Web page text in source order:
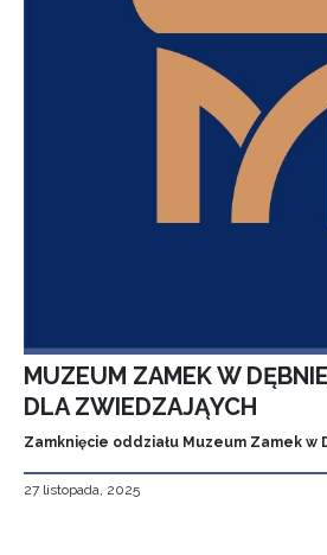
MUZEUM ZAMEK W
DLA ZWIEDZAJĄYCH
Zamknięcie oddziału Muzeum Zamek w
27 listopada, 2025